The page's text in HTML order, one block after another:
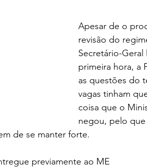
Apesar de o
revisão do
Secretário-
primeira hora, a
as questões do
vagas tinham
coisa que o
negou, pelo
de se manter forte.
previamente ao ME